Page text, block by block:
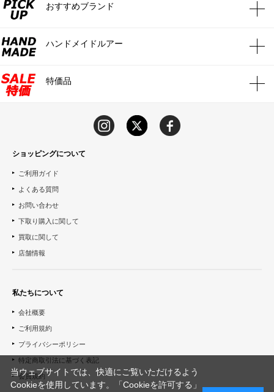
おすすめブランド
ハンドメイドルアー
特価品
ショッピングについて
ご利用ガイド
よくある質問
お問い合わせ
下取り購入に関して
買取に関して
店舗情報
私たちについて
会社概要
ご利用規約
プライバシーポリシー
特定商取引法に基づく表記
会員規約
当ウェブサイトでは、快適にご覧いただけるよう
Cookieを使用しています。「Cookieを許可する」